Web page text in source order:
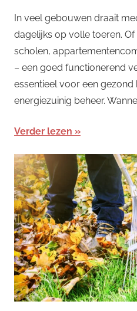
In veel gebouwen draait
dagelijks op volle toeren.
scholen,
– een goed functionerend
essentieel voor een gezond
energiezuinig beheer.
Verder lezen